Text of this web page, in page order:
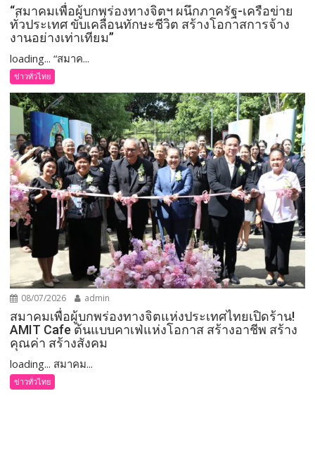
“สมาคมเพื่อผู้บกพร่องทางจิตฯ ผนึกภาครัฐ-เครือข่าย
ทั่วประเทศ ขับเคลื่อนทักษะชีวิต สร้างโอกาสการจ้าง
งานอย่างเท่าเทียม”
loading... “สมาค...
ข่าวทั่วไทย
08/07/2026 admin
สมาคมเพื่อผู้บกพร่องทางจิตแห่งประเทศไทยเปิดร้าน!
AMIT Cafe ต้นแบบคาเฟ่แห่งโอกาส สร้างอาชีพ สร้าง
คุณค่า สร้างสังคม
loading... สมาคม...
ข่าวทั่วไทย